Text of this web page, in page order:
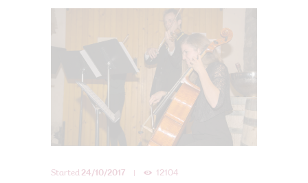
Started 24/10/2017 12104